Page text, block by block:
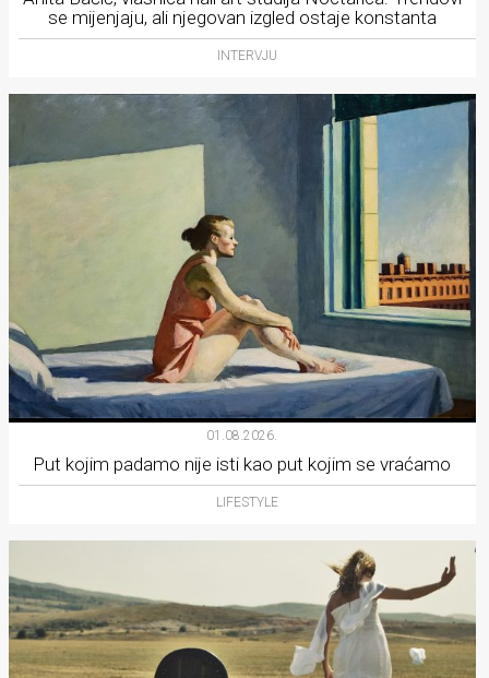
se mijenjaju, ali njegovan izgled ostaje konstanta
INTERVJU
01.08.2026.
Put kojim padamo nije isti kao put kojim se vraćamo
LIFESTYLE